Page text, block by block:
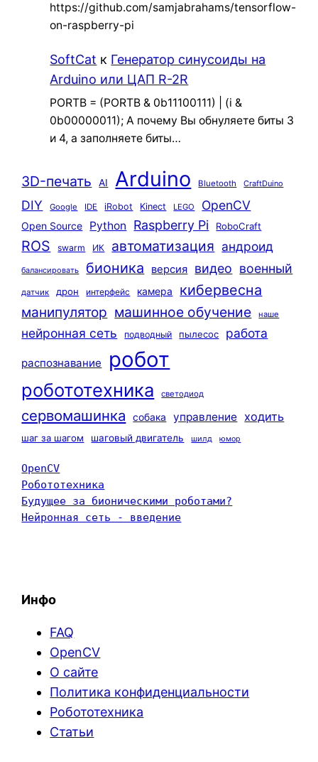
https://github.com/samjabrahams/tensorflow-
on-raspberry-pi
SoftCat к Генератор синусоиды на
Arduino или ЦАП R-2R
PORTB = (PORTB & 0b11100111) | (i &
0b00000011); А почему Вы обнуляете биты 3
и 4, а заполняете биты…
3D-печать AI Arduino Bluetooth CraftDuino
DIY Google IDE iRobot Kinect LEGO OpenCV
Open Source Python Raspberry Pi RoboCraft
ROS swarm ИК автоматизация андроид
балансировать бионика версия видео военный
датчик дрон интерфейс камера кибервесна
манипулятор машинное обучение наше
нейронная сеть подводный пылесос работа
распознавание робот
робототехника светодиод
сервомашинка собака управление ходить
шаг за шагом шаговый двигатель шилд юмор
OpenCV
Робототехника
Будущее за бионическими роботами?
Нейронная сеть - введение
Инфо
FAQ
OpenCV
О сайте
Политика конфиденциальности
Робототехника
Статьи